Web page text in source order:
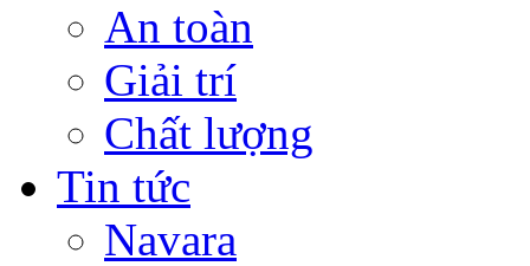
An toàn
Giải trí
Chất lượng
Tin tức
Navara